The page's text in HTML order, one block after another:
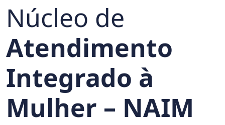
Núcleo de
Atendimento
Integrado à
Mulher – NAIM